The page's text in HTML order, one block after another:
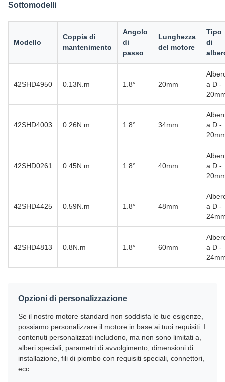
Sottomodelli
Modello
Coppia di
mantenimento
Angolo
di
passo
Lunghezza
del motore
Tipo
di
42SHD4950 0.13N.m 1.8° 20mm
a D -
42SHD4003 0.26N.m 1.8° 34mm
a D -
42SHD0261 0.45N.m 1.8° 40mm
a D -
42SHD4425 0.59N.m 1.8° 48mm
a D -
42SHD4813 0.8N.m 1.8° 60mm
a D -
Opzioni di personalizzazione
Se il nostro motore standard non soddisfa le tue esigenze,
possiamo personalizzare il motore in base ai tuoi requisiti. I
contenuti personalizzati includono, ma non sono limitati a,
alberi speciali, parametri di avvolgimento, dimensioni di
installazione, fili di piombo con requisiti speciali, connettori,
ecc.